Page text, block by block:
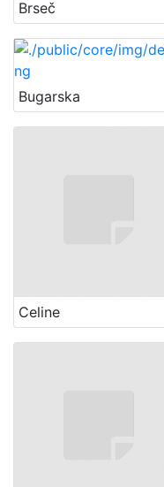
Brseč
Bugarska
Celine